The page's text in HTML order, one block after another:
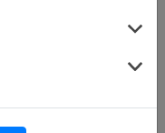
ca. 200